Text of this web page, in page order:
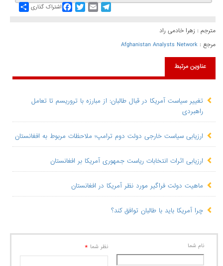
Share اشتراک گذاری
FacebookTwitterEmail
Telegram
مترجم : زهرا خادمی راد
مرجع : Afghanistan Analysts Network
عناوین مرتبط
تغییر سیاست آمریکا در قبال طالبان: از مبارزه با تروریسم تا تعامل
راهبردی
ارزیابی سیاست خارجی دولت دوم ترامپ؛ ملاحظات مربوط به افغانستان
​ارزیابی اثرات انتخابات ریاست جمهوری آمریکا بر افغانستان
ماهیت دولت فراگیر مورد نظر آمریکا در افغانستان
چرا آمریکا باید با طالبان توافق کند؟
نام شما نظر شما *